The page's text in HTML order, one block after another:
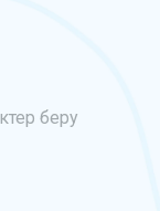
беру